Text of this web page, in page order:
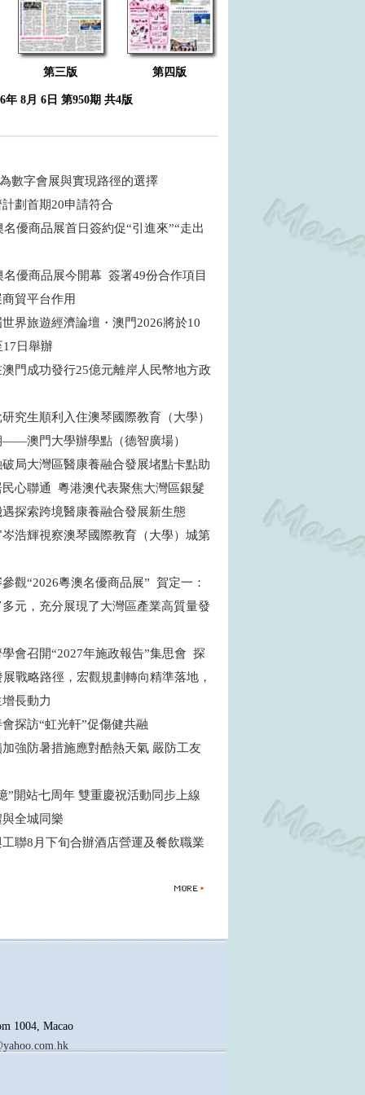
第三版 第四版
年 8月 6日 第950期 共4版
數字會展與實現路徑的選擇
劃首期20申請符合
名優商品展首日簽約促“引進來”“走出
名優商品展今開幕 簽署49份合作項目
貿平台作用
界旅遊經濟論壇・澳門2026將於10
17日舉辦
門成功發行25億元離岸人民幣地方政
究生順利入住澳琴國際教育（大學）
——澳門大學辦學點（德智廣場）
局大灣區醫康養融合發展堵點卡點助
心聯通 粵港澳代表聚焦大灣區銀髮
探索跨境醫康養融合發展新生態
浩輝視察澳琴國際教育（大學）城第
觀“2026粵澳名優商品展” 賀定一：
元，充分展現了大灣區產業高質量發
會召開“2027年施政報告”集思會 探
展戰略路徑，宏觀規劃轉向精準落地，
長動力
探訪“虹光軒”促傷健共融
強防暑措施應對酷熱天氣 嚴防工友
”開站七周年 雙重慶祝活動同步上線
全城同樂
聯8月下旬合辦酒店營運及餐飲職業
1004, Macao